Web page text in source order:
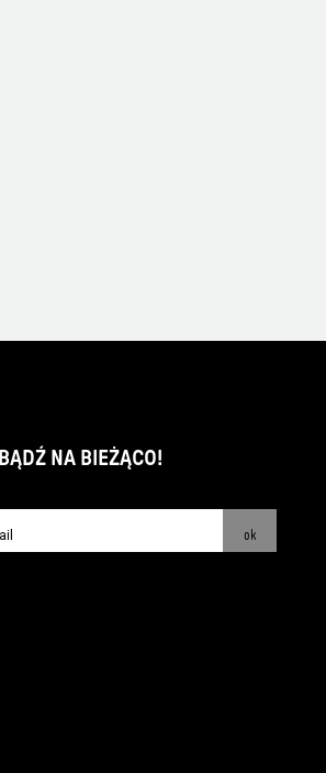
BĄDŹ NA BIEŻĄCO!
ok